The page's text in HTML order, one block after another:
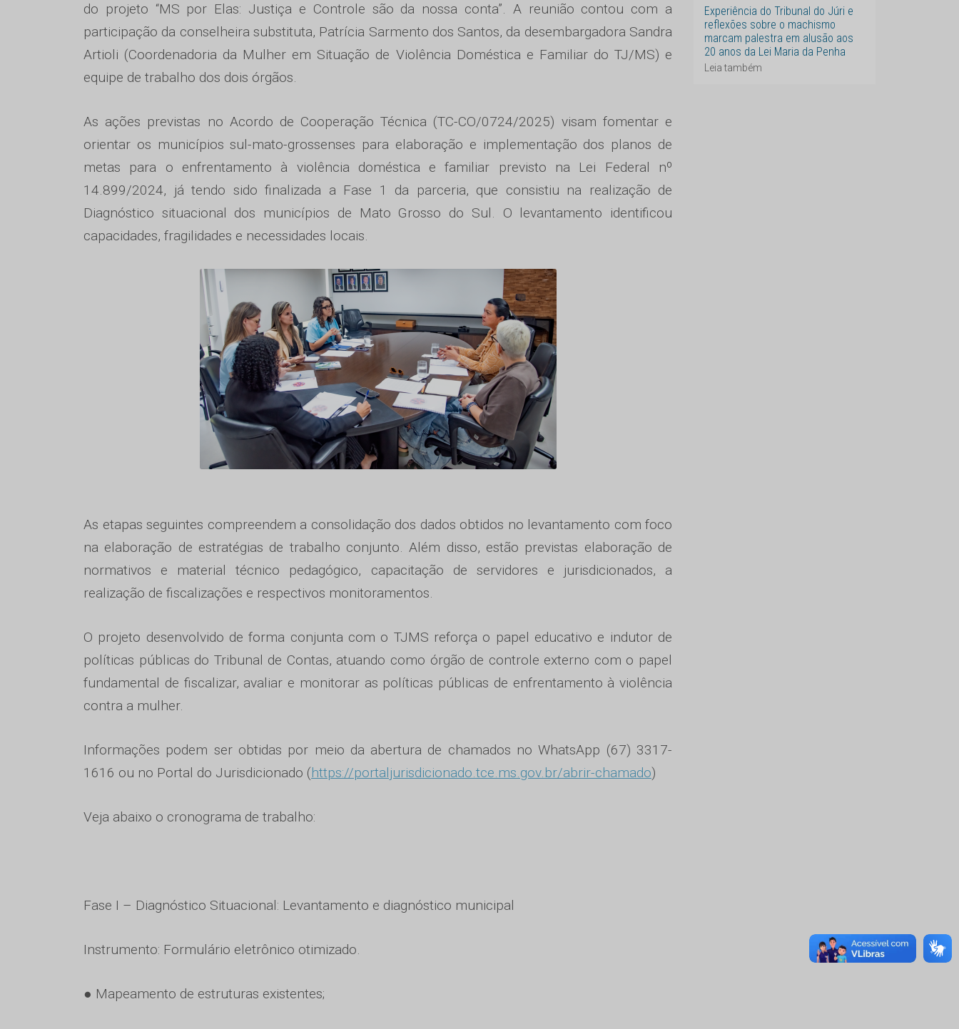
do projeto “MS por Elas: Justiça e Controle são da nossa conta”. A reunião contou com a
participação da conselheira substituta, Patrícia Sarmento dos Santos, da desembargadora Sandra
Artioli (Coordenadoria da Mulher em Situação de Violência Doméstica e Familiar do TJ/MS) e
equipe de trabalho dos dois órgãos.
As ações previstas no Acordo de Cooperação Técnica (TC-CO/0724/2025) visam fomentar e
orientar os municípios sul-mato-grossenses para elaboração e implementação dos planos de
metas para o enfrentamento à violência doméstica e familiar previsto na Lei Federal nº
14.899/2024, já tendo sido finalizada a Fase 1 da parceria, que consistiu na realização de
Diagnóstico situacional dos municípios de Mato Grosso do Sul. O levantamento identificou
capacidades, fragilidades e necessidades locais.
As etapas seguintes compreendem a consolidação dos dados obtidos no levantamento com foco
na elaboração de estratégias de trabalho conjunto. Além disso, estão previstas elaboração de
normativos e material técnico pedagógico, capacitação de servidores e jurisdicionados, a
realização de fiscalizações e respectivos monitoramentos.
O projeto desenvolvido de forma conjunta com o TJMS reforça o papel educativo e indutor de
políticas públicas do Tribunal de Contas, atuando como órgão de controle externo com o papel
fundamental de fiscalizar, avaliar e monitorar as políticas públicas de enfrentamento à violência
contra a mulher.
Informações podem ser obtidas por meio da abertura de chamados no WhatsApp (67) 3317-
1616 ou no Portal do Jurisdicionado (https://portaljurisdicionado.tce.ms.gov.br/abrir-chamado)
Veja abaixo o cronograma de trabalho:
Fase I – Diagnóstico Situacional: Levantamento e diagnóstico municipal
Instrumento: Formulário eletrônico otimizado.
● Mapeamento de estruturas existentes;
Experiência do Tribunal do Júri e
reflexões sobre o machismo
marcam palestra em alusão aos
20 anos da Lei Maria da Penha
Leia também